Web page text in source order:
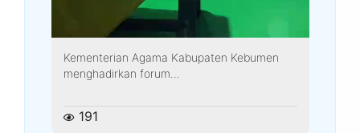
Kementerian Agama Kabupaten Kebumen
menghadirkan forum...
191